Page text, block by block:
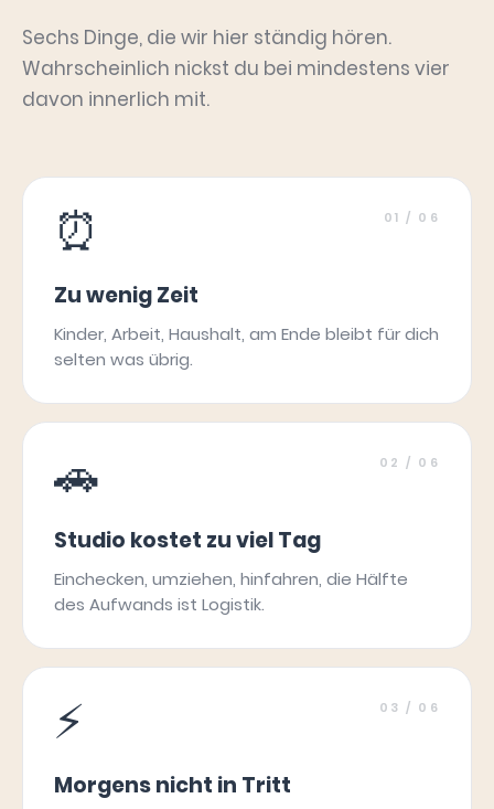
Sechs Dinge, die wir hier ständig hören.
Wahrscheinlich nickst du bei mindestens vier
davon innerlich mit.
⏰ 01 / 06
Zu wenig Zeit
Kinder, Arbeit, Haushalt, am Ende bleibt für dich
selten was übrig.
🚗 02 / 06
Studio kostet zu viel Tag
Einchecken, umziehen, hinfahren, die Hälfte
des Aufwands ist Logistik.
⚡ 03 / 06
Morgens nicht in Tritt